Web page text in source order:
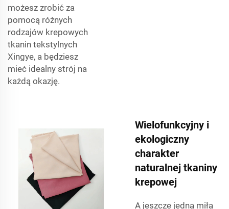
możesz zrobić za
pomocą różnych
rodzajów krepowych
tkanin tekstylnych
Xingye, a będziesz
mieć idealny strój na
każdą okazję.
Wielofunkcyjny i
ekologiczny
charakter
naturalnej tkaniny
krepowej
A jeszcze jedna miła